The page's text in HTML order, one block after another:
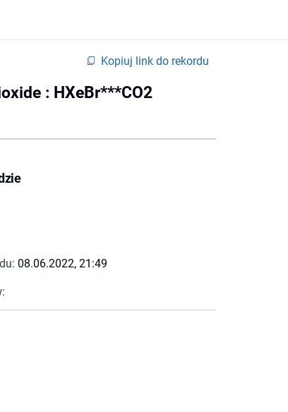
Kopiuj link do rekordu
: HXeBr***CO2
08.06.2022, 21:49